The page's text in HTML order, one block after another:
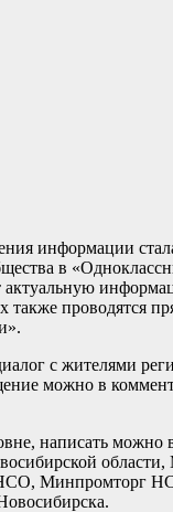
информации
в
проводятся
с жителями
можно в
написать
Минпромторг